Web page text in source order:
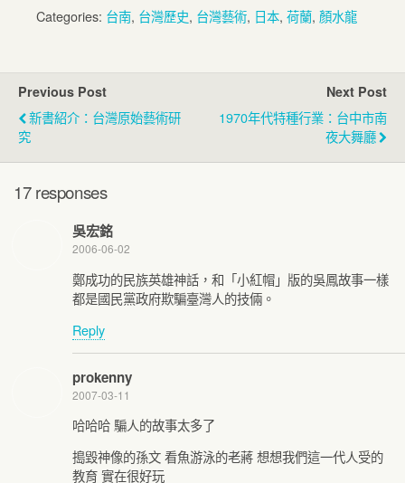
Categories: 台南, 台灣歷史, 台灣藝術, 日本, 荷蘭, 顏水龍
Previous Post
新書紹介：台灣原始藝術研
究
Next Post
1970年代特種行業：台中市南
夜大舞廳
17 responses
吳宏銘
2006-06-02
鄭成功的民族英雄神話，和「小紅帽」版的吳鳳故事一樣
都是國民黨政府欺騙臺灣人的技倆。
Reply
prokenny
2007-03-11
哈哈哈 騙人的故事太多了
搗毀神像的孫文 看魚游泳的老蔣 想想我們這一代人受的
教育 實在很好玩